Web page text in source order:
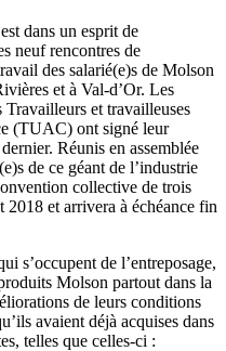
dans un esprit de
neuf rencontres de
des salarié(e)s de Molson
et à Val-d’Or. Les
Travailleurs et travailleuses
(TUAC) ont signé leur
Réunis en assemblée
de ce géant de l’industrie
collective de trois
et arrivera à échéance fin
s’occupent de l’entreposage,
Molson partout dans la
de leurs conditions
avaient déjà acquises dans
telles que celles-ci :